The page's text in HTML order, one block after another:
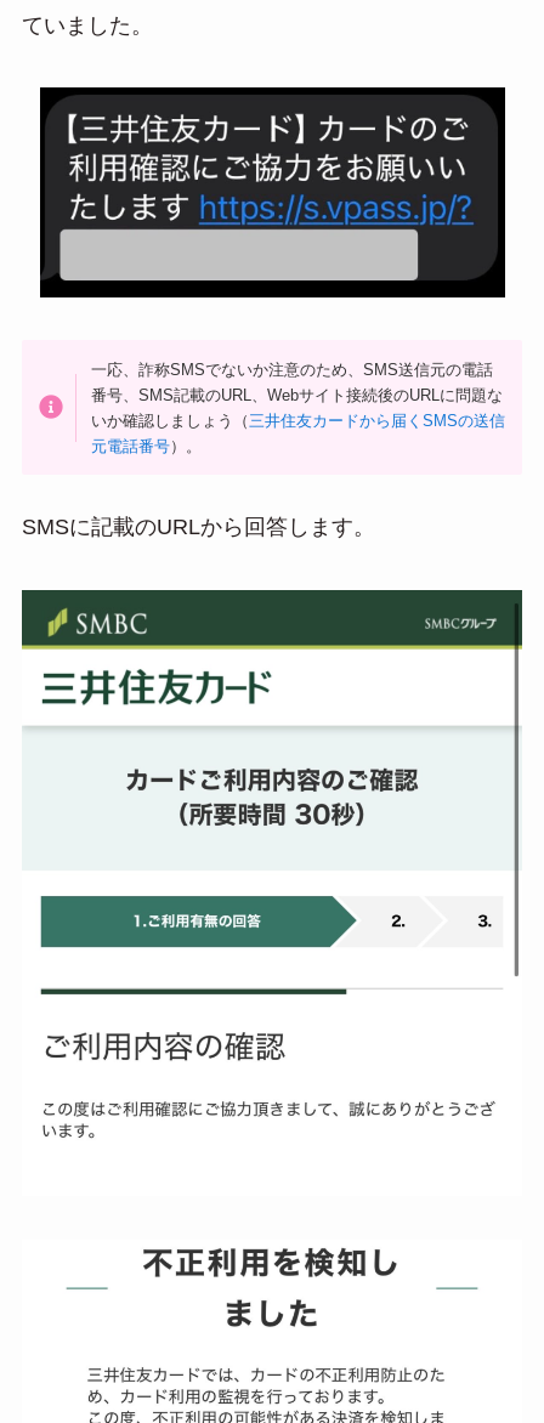
ていました。
一応、詐称SMSでないか注意のため、SMS送信元の電話
番号、SMS記載のURL、Webサイト接続後のURLに問題な
いか確認しましょう（ 三井住友カードから届くSMSの送信
元電話番号）。
SMSに記載のURLから回答します。